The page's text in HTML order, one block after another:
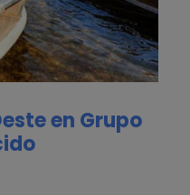
en Grupo